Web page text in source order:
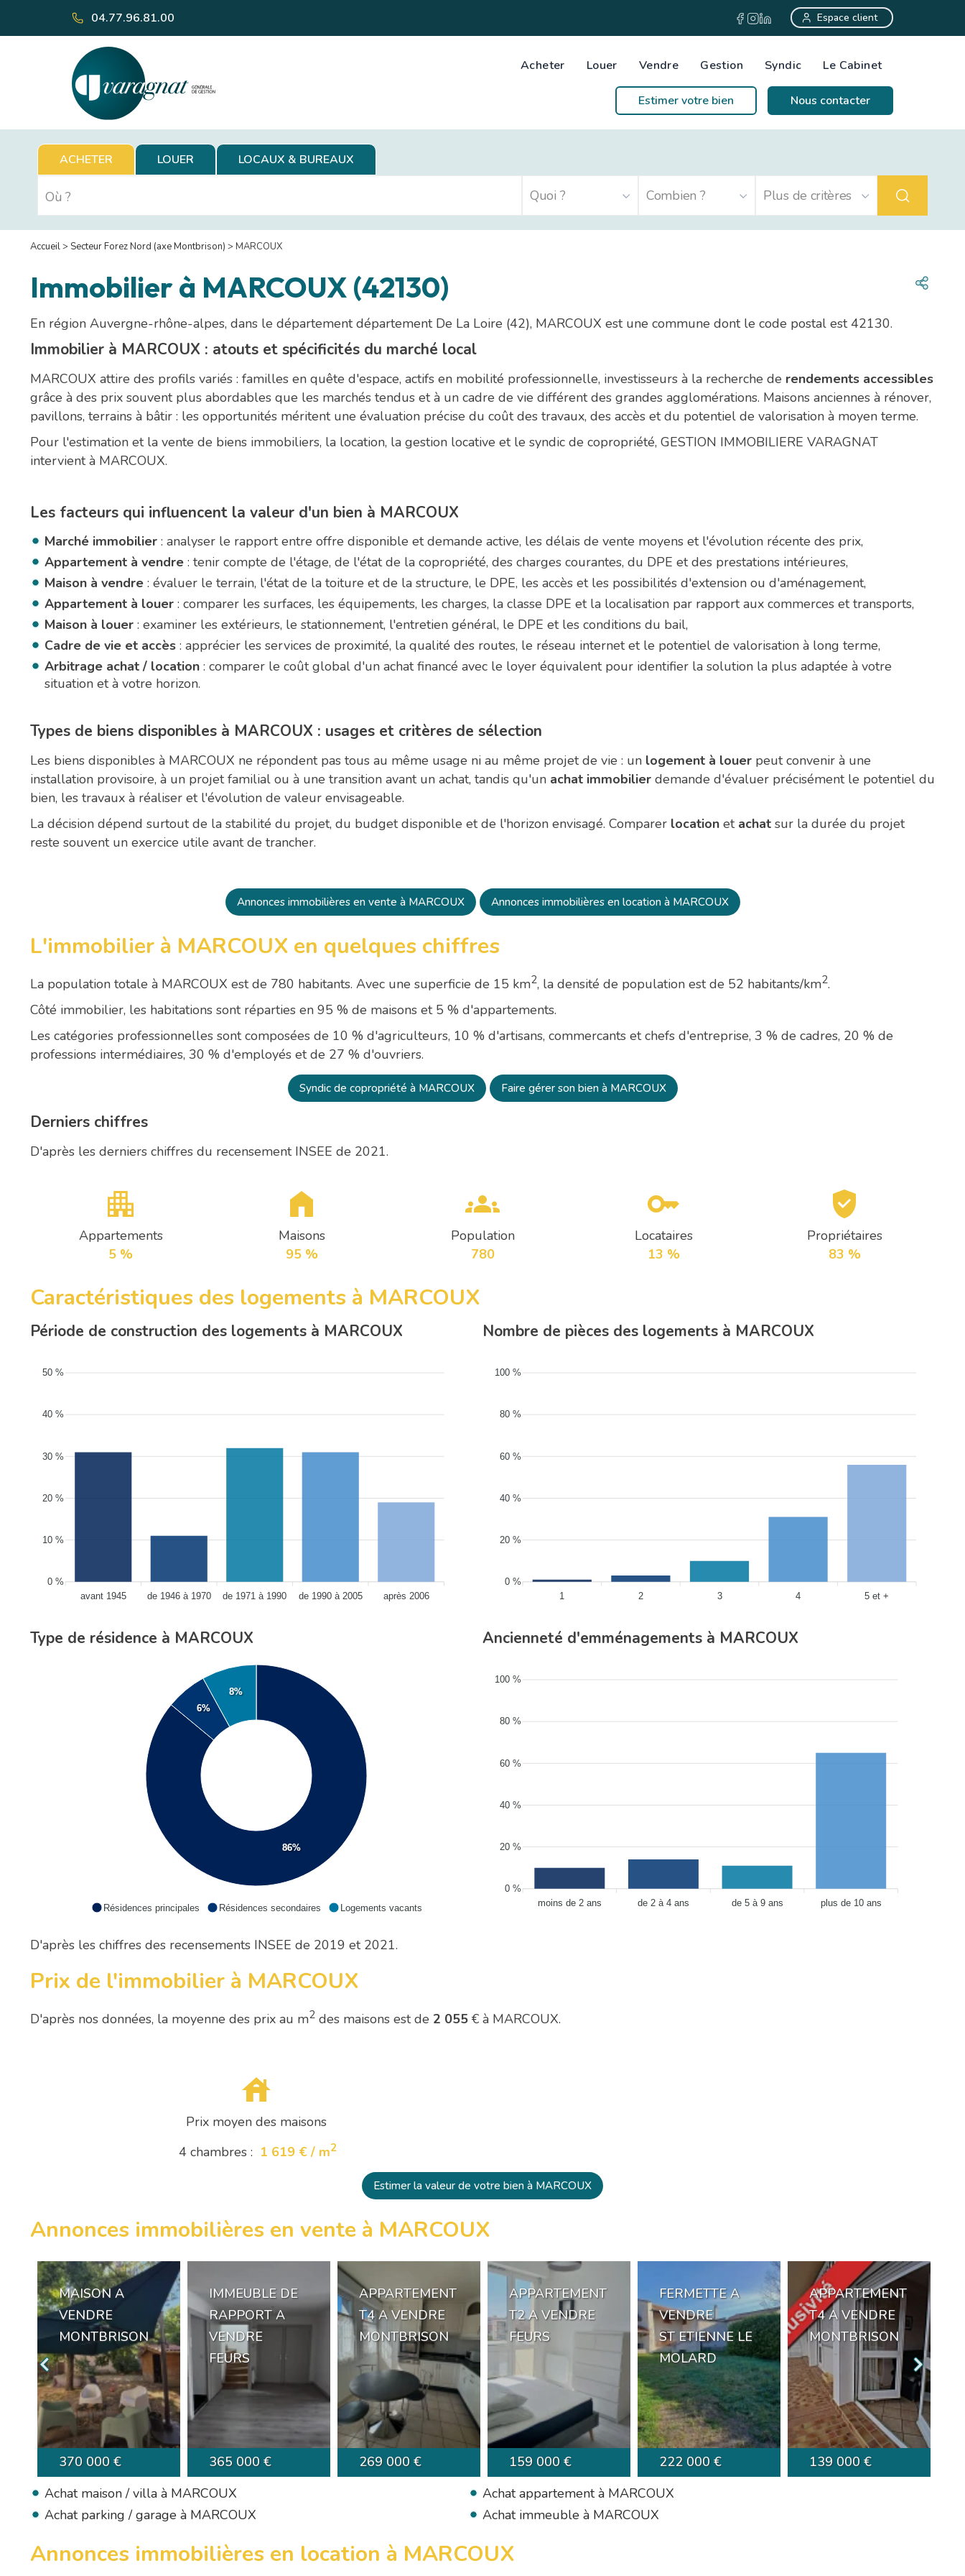
04.77.96.81.00
Estimer votre bien Nous contacter
Espace client
Acheter Louer Vendre Gestion Syndic Le Cabinet
ACHETER LOUER LOCAUX & BUREAUX
Accueil> Secteur Forez Nord (axe Montbrison) > MARCOUX
Immobilier à MARCOUX (42130)
En région Auvergne-rhône-alpes, dans le département département De La Loire (42), MARCOUX est une commune dont le code postal est 42130.
Immobilier à MARCOUX : atouts et spécificités du marché local
MARCOUX attire des profils variés : familles en quête d'espace, actifs en mobilité professionnelle, investisseurs à la recherche de rendements accessibles
grâce à des prix souvent plus abordables que les marchés tendus et à un cadre de vie différent des grandes agglomérations. Maisons anciennes à rénover,
pavillons, terrains à bâtir : les opportunités méritent une évaluation précise du coût des travaux, des accès et du potentiel de valorisation à moyen terme.
Pour l'estimation et la vente de biens immobiliers, la location, la gestion locative et le syndic de copropriété, GESTION IMMOBILIERE VARAGNAT
intervient à MARCOUX.
Les facteurs qui influencent la valeur d'un bien à MARCOUX
Marché immobilier : analyser le rapport entre offre disponible et demande active, les délais de vente moyens et l'évolution récente des prix,
Appartement à vendre : tenir compte de l'étage, de l'état de la copropriété, des charges courantes, du DPE et des prestations intérieures,
Maison à vendre : évaluer le terrain, l'état de la toiture et de la structure, le DPE, les accès et les possibilités d'extension ou d'aménagement,
Appartement à louer : comparer les surfaces, les équipements, les charges, la classe DPE et la localisation par rapport aux commerces et transports,
Maison à louer : examiner les extérieurs, le stationnement, l'entretien général, le DPE et les conditions du bail,
Cadre de vie et accès : apprécier les services de proximité, la qualité des routes, le réseau internet et le potentiel de valorisation à long terme,
Arbitrage achat / location : comparer le coût global d'un achat financé avec le loyer équivalent pour identifier la solution la plus adaptée à votre
situation et à votre horizon.
Types de biens disponibles à MARCOUX : usages et critères de sélection
Les biens disponibles à MARCOUX ne répondent pas tous au même usage ni au même projet de vie : un logement à louer peut convenir à une
installation provisoire, à un projet familial ou à une transition avant un achat, tandis qu'un achat immobilier demande d'évaluer précisément le potentiel du
bien, les travaux à réaliser et l'évolution de valeur envisageable.
La décision dépend surtout de la stabilité du projet, du budget disponible et de l'horizon envisagé. Comparer location et achat sur la durée du projet
reste souvent un exercice utile avant de trancher.
Annonces immobilières en vente à MARCOUX Annonces immobilières en location à MARCOUX
L'immobilier à MARCOUX en quelques chiffres
La population totale à MARCOUX est de 780 habitants. Avec une superficie de 15 km2, la densité de population est de 52 habitants/km2.
Côté immobilier, les habitations sont réparties en 95 % de maisons et 5 % d'appartements.
Les catégories professionnelles sont composées de 10 % d'agriculteurs, 10 % d'artisans, commercants et chefs d'entreprise, 3 % de cadres, 20 % de
professions intermédiaires, 30 % d'employés et de 27 % d'ouvriers.
Syndic de copropriété à MARCOUX Faire gérer son bien à MARCOUX
Derniers chiffres
D'après les derniers chiffres du recensement INSEE de 2021.
Appartements
5 %
Maisons
95 %
Population
780
Locataires
13 %
Propriétaires
83 %
Caractéristiques des logements à MARCOUX
Période de construction des logements à MARCOUX
50 %
40 %
30 %
20 %
10 %
0 %
avant 1945
de 1946 à 1970 de 1971 à 1990 de 1990 à 2005 après 2006
Nombre de pièces des logements à MARCOUX
100 %
80 %
60 %
40 %
20 %
0 %
1
2 3 4 5 et +
Type de résidence à MARCOUX
86%
6%
8%
Résidences principales Résidences secondaires Logements vacants
Ancienneté d'emménagements à MARCOUX
100 %
80 %
60 %
40 %
20 %
0 %
moins de 2 ans
de 2 à 4 ans de 5 à 9 ans plus de 10 ans
D'après les chiffres des recensements INSEE de 2019 et 2021.
Prix de l'immobilier à MARCOUX
D'après nos données, la moyenne des prix au m2 des maisons est de 2 055 € à MARCOUX.
Prix moyen des maisons
4 chambres : 1 619 € / m2
Estimer la valeur de votre bien à MARCOUX
Annonces immobilières en vente à MARCOUX
MAISON A
VENDRE
MONTBRISON
370 000 €
IMMEUBLE DE
RAPPORT A
VENDRE
FEURS
365 000 €
APPARTEMENT
T4 A VENDRE
MONTBRISON
269 000 €
APPARTEMENT
T2 A VENDRE
FEURS
159 000 €
FERMETTE A
VENDRE
ST ETIENNE LE
MOLARD
222 000 €
APPARTEMENT
T4 A VENDRE
MONTBRISON
139 000 €
Achat maison / villa à MARCOUX
Achat appartement à MARCOUX
Achat parking / garage à MARCOUX
Achat immeuble à MARCOUX
Annonces immobilières en location à MARCOUX